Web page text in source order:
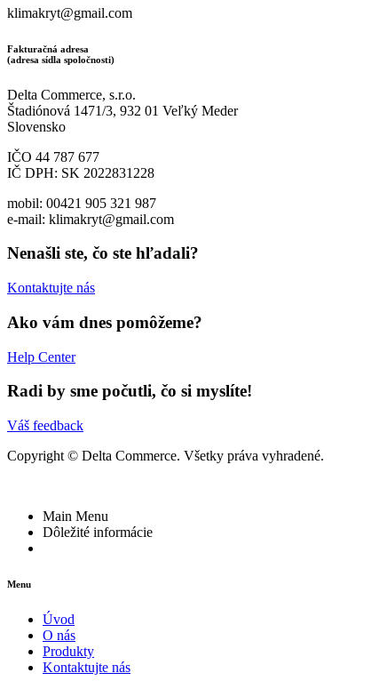
klimakryt@gmail.com
Fakturačná adresa
(adresa sídla spoločnosti)
Delta Commerce, s.r.o.
Štadiónová 1471/3, 932 01 Veľký Meder
Slovensko
IČO 44 787 677
IČ DPH: SK 2022831228
mobil: 00421 905 321 987
e-mail: klimakryt@gmail.com
Nenašli ste, čo ste hľadali?
Kontaktujte nás
Ako vám dnes pomôžeme?
Help Center
Radi by sme počutli, čo si myslíte!
Váš feedback
Copyright © Delta Commerce. Všetky práva vyhradené.
Main Menu
Dôležité informácie
Menu
Úvod
O nás
Produkty
Kontaktujte nás